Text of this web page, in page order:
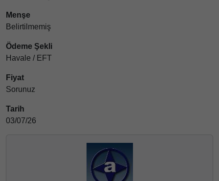
Menşe
Belirtilmemiş
Ödeme Şekli
Havale / EFT
Fiyat
Sorunuz
Tarih
03/07/26